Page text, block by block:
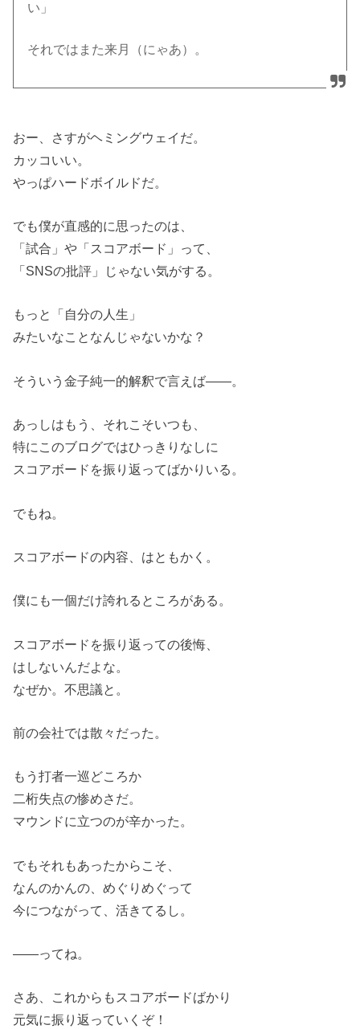
い」
それではまた来月（にゃあ）。
おー、さすがヘミングウェイだ。
カッコいい。
やっぱハードボイルドだ。
でも僕が直感的に思ったのは、
「試合」や「スコアボード」って、
「SNSの批評」じゃない気がする。
もっと「自分の人生」
みたいなことなんじゃないかな？
そういう金子純一的解釈で言えば――。
あっしはもう、それこそいつも、
特にこのブログではひっきりなしに
スコアボードを振り返ってばかりいる。
でもね。
スコアボードの内容、はともかく。
僕にも一個だけ誇れるところがある。
スコアボードを振り返っての後悔、
はしないんだよな。
なぜか。不思議と。
前の会社では散々だった。
もう打者一巡どころか
二桁失点の惨めさだ。
マウンドに立つのが辛かった。
でもそれもあったからこそ、
なんのかんの、めぐりめぐって
今につながって、活きてるし。
――ってね。
さあ、これからもスコアボードばかり
元気に振り返っていくぞ！